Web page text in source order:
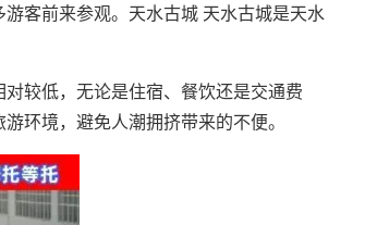
客前来参观。天水古城 天水古城是天水
较低，无论是住宿、餐饮还是交通费
环境，避免人潮拥挤带来的不便。